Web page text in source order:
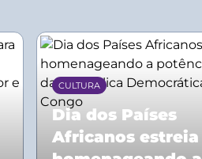
CULTURA
Dia dos Países
Africanos estreia